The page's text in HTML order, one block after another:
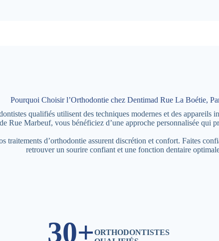
Pourquoi Choisir l’Orthodontie chez Dentimad Rue La Boétie,
qualifiés utilisent des techniques modernes et des appareils
Rue Marbeuf, vous bénéficiez d’une approche personnalisée qui
traitements d’orthodontie assurent discrétion et confort. Faites
retrouver un sourire confiant et une fonction dentaire
30+ORTHODONTISTES